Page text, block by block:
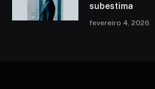
subestima
fevereiro 4, 2026